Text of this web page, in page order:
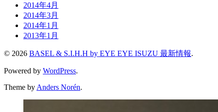
2014年4月
2014年3月
2014年1月
2013年1月
© 2026 BASEL & S.I.H.H by EYE EYE ISUZU 最新情報.
Powered by WordPress.
Theme by Anders Norén.